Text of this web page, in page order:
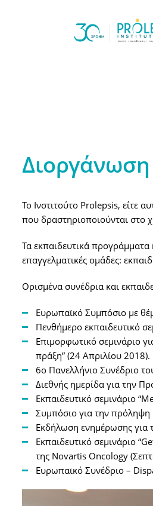
Το Ινστιτούτο Prolepsis, είτε
που δραστηριοποιούνται στο
Τα εκπαιδευτικά προγράμματα
επαγγελματικές ομάδες:
Ορισμένα συνέδρια και
Ευρωπαϊκό Συμπόσιο με
Πενθήμερο εκπαιδευτικό
Επιμορφωτικό σεμινάριο
πράξη” (24 Απριλίου 2018).
6ο Πανελλήνιο Συνέδριο
Διεθνής ημερίδα για την
Εκπαιδευτικό σεμινάριο
Συμπόσιο για την πρόληψη
Εκδήλωση ενημέρωσης για
Εκπαιδευτικό σεμινάριο
της Novartis Oncology
Ευρωπαϊκό Συνέδριο –